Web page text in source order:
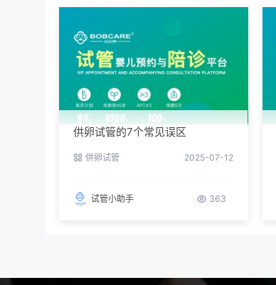
供卵试管的7个常见误区
供卵试管 2025-07-12
试管小助手 363